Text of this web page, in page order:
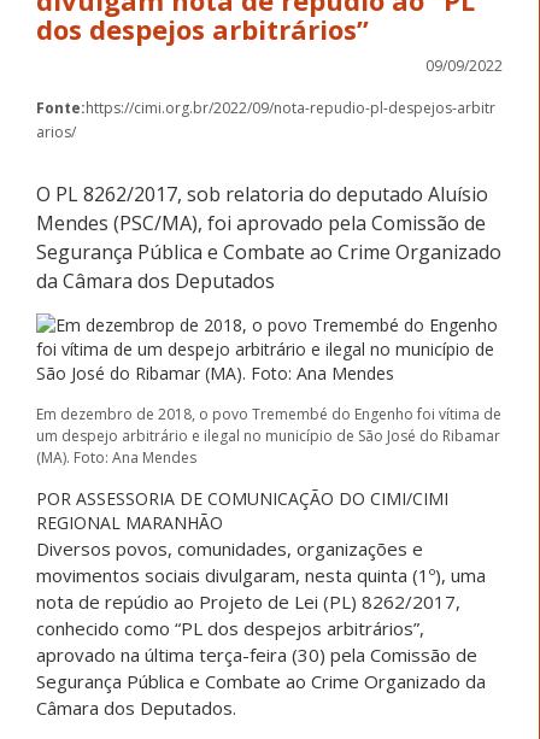
dos despejos arbitrários”
09/09/2022
Fonte:https://cimi.org.br/2022/09/nota-repudio-pl-despejos-arbitr
arios/
O PL 8262/2017, sob relatoria do deputado Aluísio
Mendes (PSC/MA), foi aprovado pela Comissão de
Segurança Pública e Combate ao Crime Organizado
da Câmara dos Deputados
Em dezembro de 2018, o povo Tremembé do Engenho foi vítima de
um despejo arbitrário e ilegal no município de São José do Ribamar
(MA). Foto: Ana Mendes
POR ASSESSORIA DE COMUNICAÇÃO DO CIMI/CIMI
REGIONAL MARANHÃO
Diversos povos, comunidades, organizações e
movimentos sociais divulgaram, nesta quinta (1º), uma
nota de repúdio ao Projeto de Lei (PL) 8262/2017,
conhecido como “PL dos despejos arbitrários”,
aprovado na última terça-feira (30) pela Comissão de
Segurança Pública e Combate ao Crime Organizado da
Câmara dos Deputados.